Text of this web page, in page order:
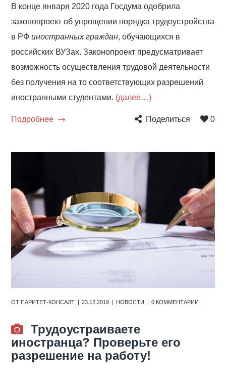
В конце января 2020 года Госдума одобрила
законопроект об упрощении порядка трудоустройства
в РФиностранных граждан, обучающихся в
российских ВУЗах. Законопроект предусматривает
возможность осуществления трудовой деятельности
без получения на то соответствующих разрешений
иностранными студентами. (далее…)
Подробнее Поделиться 0
ОТПАРИТЕТ-КОНСАЛТ 23.12.2019 НОВОСТИ 0 КОММЕНТАРИИ
Трудоустраиваете
иностранца? Проверьте его
разрешение на работу!